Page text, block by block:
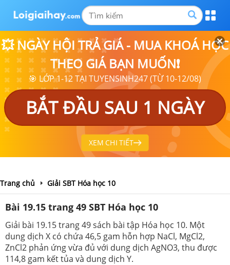
💥 NGÀY HỘI TRẢ GIÁ - MUA KHOÁ HỌC
THEO GIÁ BẠN MUỐN❗
🎯 LỚP 1-12 TẠI TUYENSINH247 (TỪ 10-12/08)
BẮT ĐẦU SAU 1 NGÀY
XEM CHI TIẾT
Trang chủ Giải SBT Hóa học 10
Bài 19.15 trang 49 SBT Hóa học 10
Giải bài 19.15 trang 49 sách bài tập Hóa học 10. Một
dung dịch X có chứa 46,5 gam hỗn hợp NaCl, MgCl2,
ZnCl2 phản ứng vừa đủ với dung dịch AgNO3, thu được
114,8 gam kết tủa và dung dịch Y.